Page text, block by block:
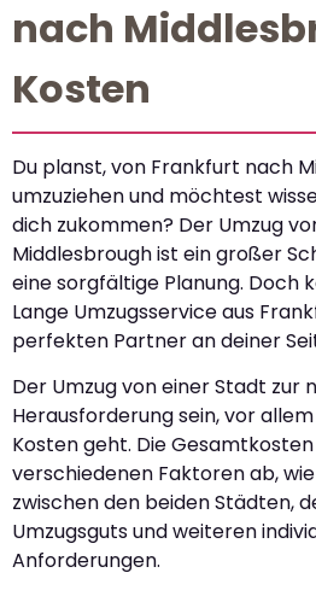
nach
Kosten
Du planst, von Frankfurt nach
umzuziehen und möchtest
dich zukommen? Der Umzug
Middlesbrough ist ein großer
eine sorgfältige Planung. Doch
Lange Umzugsservice aus
perfekten Partner an deiner
Der Umzug von einer Stadt zur
Herausforderung sein, vor
Kosten geht. Die
verschiedenen Faktoren ab,
zwischen den beiden Städten,
Umzugsguts und weiteren
Anforderungen.